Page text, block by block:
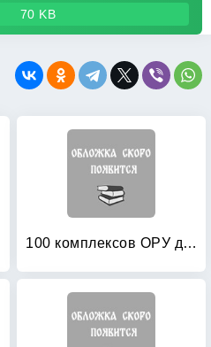
70 KB
100 комплексов ОРУ для младших дошкольников с использованием стандартного и нестандартного оборудования